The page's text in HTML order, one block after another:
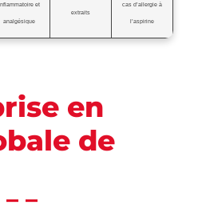
et
analgésique
extraits
cas d’allergie à
l’aspirine
en
de